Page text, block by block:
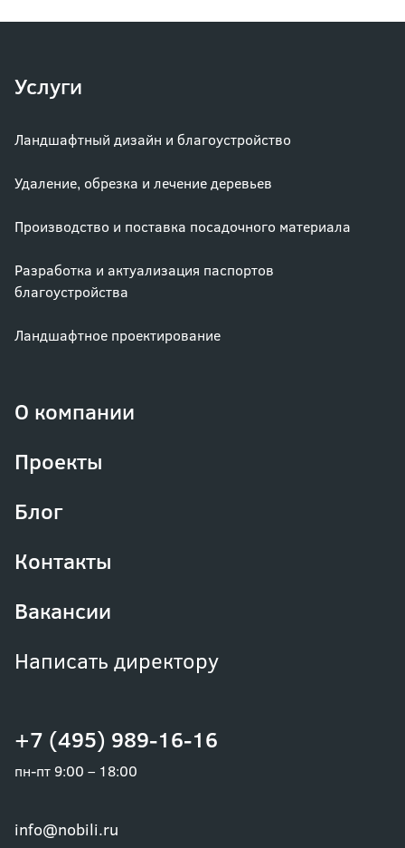
+7 (495) 989-16-16
пн-пт 9:00 – 18:00
info@nobili.ru
Услуги
Ландшафтный дизайн и благоустройство
Удаление, обрезка и лечение деревьев
Производство и поставка посадочного материала
Разработка и актуализация паспортов
благоустройства
Ландшафтное проектирование
О компании
Проекты
Блог
Контакты
Вакансии
Написать директору